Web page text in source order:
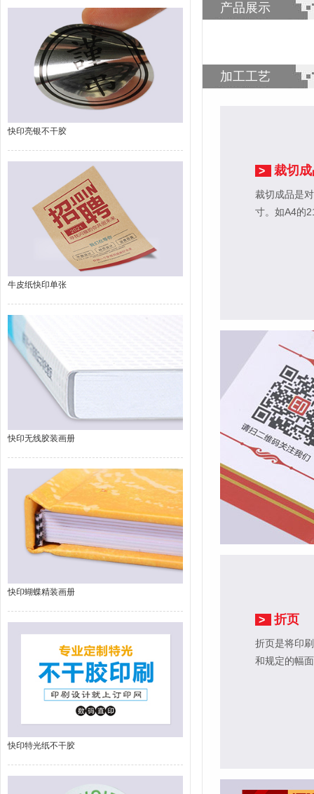
快印亮银不干胶
牛皮纸快印单张
快印无线胶装画册
快印蝴蝶精装画册
快印特光纸不干胶
产品展示
加工工艺
> 裁切
裁切成品是
寸。如A4的
> 折页
折页是将印
和规定的幅